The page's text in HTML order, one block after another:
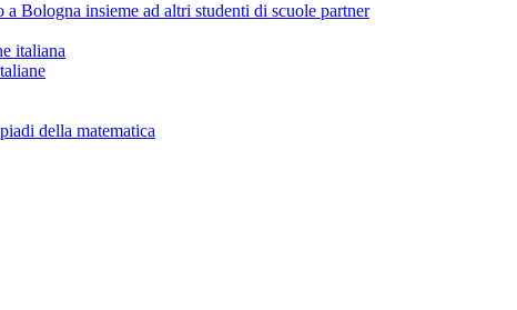
Bologna insieme ad altri studenti di scuole partner
italiana
della matematica